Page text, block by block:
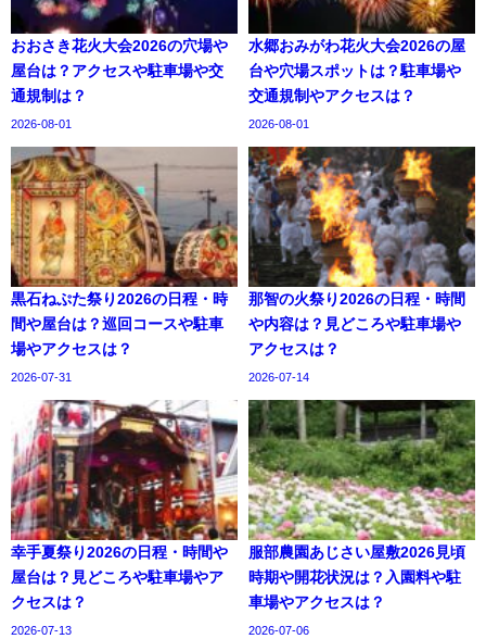
おおさき花火大会2026の穴場や
屋台は？アクセスや駐車場や交
通規制は？
2026-08-01
水郷おみがわ花火大会2026の屋
台や穴場スポットは？駐車場や
交通規制やアクセスは？
2026-08-01
黒石ねぷた祭り2026の日程・時
間や屋台は？巡回コースや駐車
場やアクセスは？
2026-07-31
那智の火祭り2026の日程・時間
や内容は？見どころや駐車場や
アクセスは？
2026-07-14
幸手夏祭り2026の日程・時間や
屋台は？見どころや駐車場やア
クセスは？
2026-07-13
服部農園あじさい屋敷2026見頃
時期や開花状況は？入園料や駐
車場やアクセスは？
2026-07-06